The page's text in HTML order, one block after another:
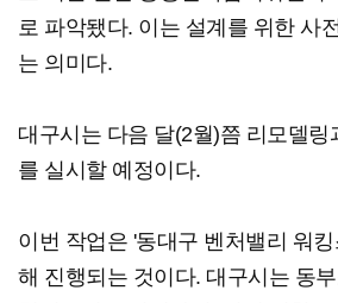
로 파악됐다. 이는 설계를 위한 사
는 의미다.
대구시는 다음 달(2월)쯤 리모델링
를 실시할 예정이다.
이번 작업은 '동대구 벤처밸리 워
해 진행되는 것이다. 대구시는 동